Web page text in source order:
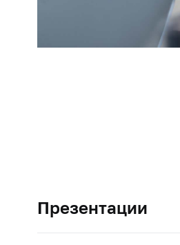
Презентации